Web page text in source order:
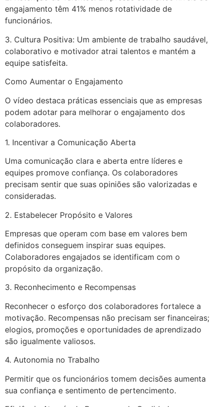
engajamento têm 41% menos rotatividade de
funcionários.
3. Cultura Positiva: Um ambiente de trabalho saudável,
colaborativo e motivador atrai talentos e mantém a
equipe satisfeita.
Como Aumentar o Engajamento
O vídeo destaca práticas essenciais que as empresas
podem adotar para melhorar o engajamento dos
colaboradores.
1. Incentivar a Comunicação Aberta
Uma comunicação clara e aberta entre líderes e
equipes promove confiança. Os colaboradores
precisam sentir que suas opiniões são valorizadas e
consideradas.
2. Estabelecer Propósito e Valores
Empresas que operam com base em valores bem
definidos conseguem inspirar suas equipes.
Colaboradores engajados se identificam com o
propósito da organização.
3. Reconhecimento e Recompensas
Reconhecer o esforço dos colaboradores fortalece a
motivação. Recompensas não precisam ser financeiras;
elogios, promoções e oportunidades de aprendizado
são igualmente valiosos.
4. Autonomia no Trabalho
Permitir que os funcionários tomem decisões aumenta
sua confiança e sentimento de pertencimento.